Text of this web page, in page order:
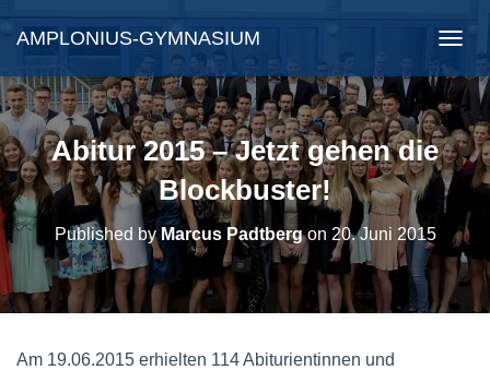
AMPLONIUS-GYMNASIUM
A
G
A
T
N
U
M
S
Abitur 2015 – Jetzt gehen die
Blockbuster!
Published byMarcus Padtbergon 20. Juni 2015
Am 19.06.2015 erhielten 114 Abiturientinnen und